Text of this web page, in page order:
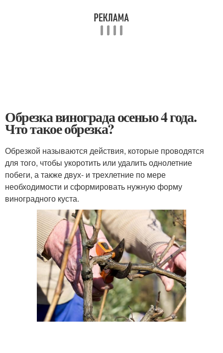
Обрезка винограда осенью 4 года.
Что такое обрезка?
Обрезкой называются действия, которые проводятся
для того, чтобы укоротить или удалить однолетние
побеги, а также двух- и трехлетние по мере
необходимости и сформировать нужную форму
виноградного куста.